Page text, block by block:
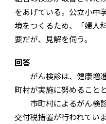
をあげている。公立小中
境をつくるため、「婦人
要だが、見解を伺う。
回答
がん検診は、健康増
町村が実施に努めること
市町村によるがん検
交付税措置が行われていま